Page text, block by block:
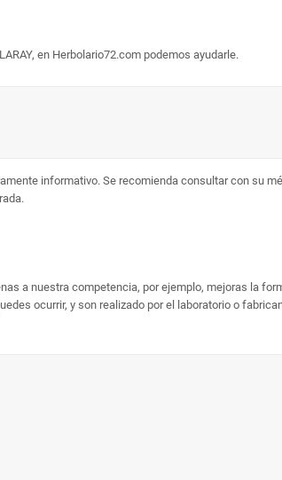
en Herbolario72.com podemos ayudarle.
informativo. Se recomienda consultar con su
a nuestra competencia, por ejemplo, mejoras la
ocurrir, y son realizado por el laboratorio o